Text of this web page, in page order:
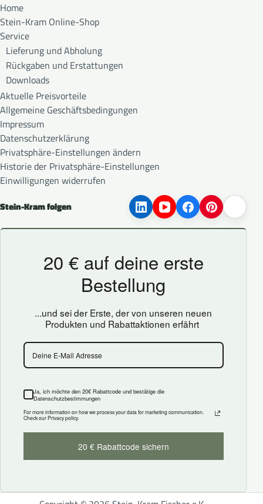
Home
Stein-Kram Online-Shop
Service
Lieferung und Abholung
Rückgaben und Erstattungen
Downloads
Aktuelle Preisvorteile
Allgemeine Geschäftsbedingungen
Impressum
Datenschutzerklärung
Privatsphäre-Einstellungen ändern
Historie der Privatsphäre-Einstellungen
Einwilligungen widerrufen
Stein-Kram folgen